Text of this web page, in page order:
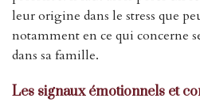
leur origine dans le stress que
notamment en ce qui concerne
dans sa famille.
Les signaux émotionnels et